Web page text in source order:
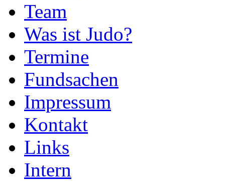
Team
Was ist Judo?
Termine
Fundsachen
Impressum
Kontakt
Links
Intern